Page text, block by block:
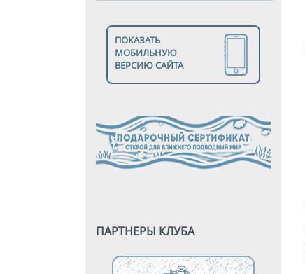
ПОКАЗАТЬ
МОБИЛЬНУЮ
ВЕРСИЮ САЙТА
ПАРТНЕРЫ КЛУБА